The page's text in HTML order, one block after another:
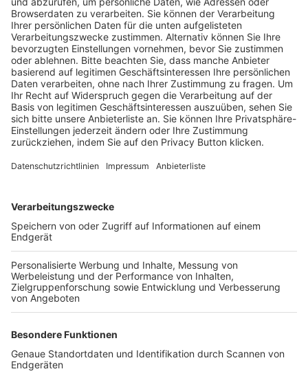
Pässe und Vereinswechsel
Trainerausbildung
Schulungsangebot Vereinsmitarbeiter
BFV-Geschäftsstellen
Trainerbörse
Login SpielPlus
FOLGE DEM BFV
TOP-VEREINE
TOP-PARTNER